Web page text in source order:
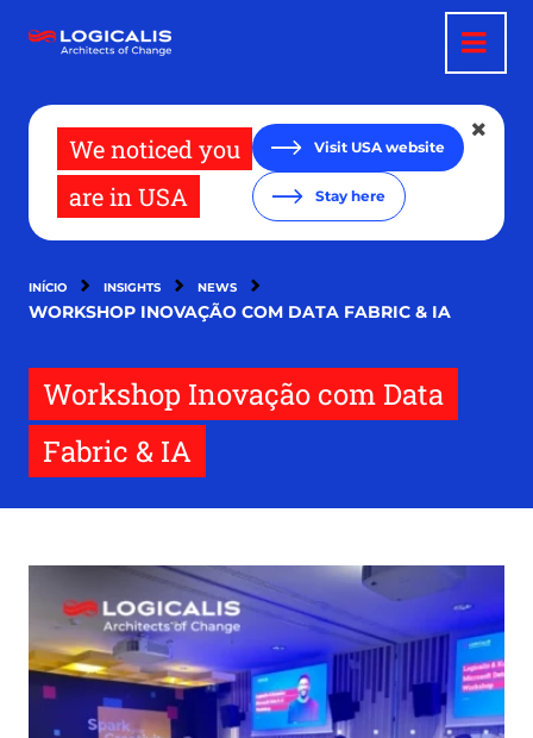
para
We noticed you
are in USA
Visit USA website
Stay here
INÍCIO INSIGHTS NEWS
WORKSHOP INOVAÇÃO COM DATA FABRIC & IA
Workshop Inovação com Data
Fabric & IA